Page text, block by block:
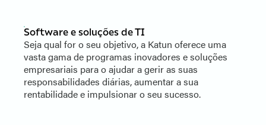
Software e soluções de TI
Seja qual for o seu objetivo, a Katun oferece uma
vasta gama de programas inovadores e soluções
empresariais para o ajudar a gerir as suas
responsabilidades diárias, aumentar a sua
rentabilidade e impulsionar o seu sucesso.